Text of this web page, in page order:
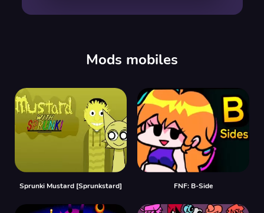
Mods mobiles
Sprunki Mustard [Sprunkstard] FNF: B-Side